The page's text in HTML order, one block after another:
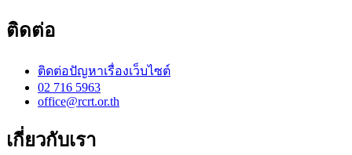
ติดต่อ
ติดต่อปัญหาเรื่องเว็บไซต์
02 716 5963
office@rcrt.or.th
เกี่ยวกับเรา